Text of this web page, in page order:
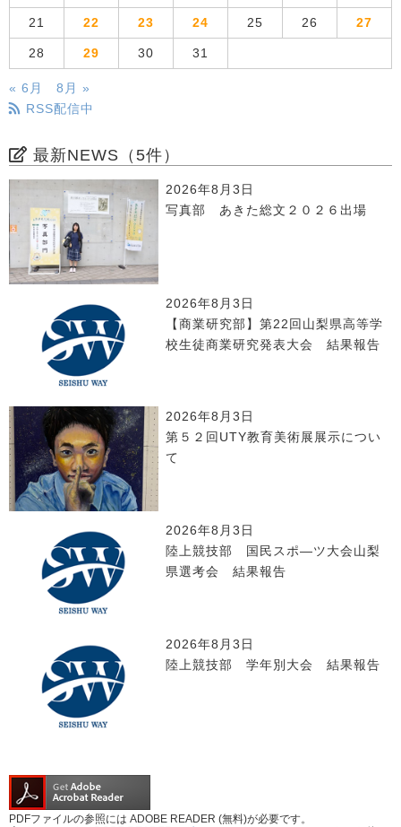
21 22 23 24 25 26 27
28 29 30 31
« 6月
8月 »
RSS配信中
最新NEWS（5件）
2026年8月3日
写真部 あきた総文２０２６出場
2026年8月3日
【商業研究部】第22回山梨県高等学
校生徒商業研究発表大会 結果報告
2026年8月3日
第５２回UTY教育美術展展示につい
て
2026年8月3日
陸上競技部 国民スポ―ツ大会山梨
県選考会 結果報告
2026年8月3日
陸上競技部 学年別大会 結果報告
PDFファイルの参照には ADOBE READER (無料)が必要です。